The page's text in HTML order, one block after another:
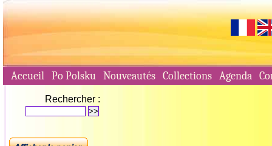
Accueil Po Polsku Nouveautés Collections Agenda
Rechercher :